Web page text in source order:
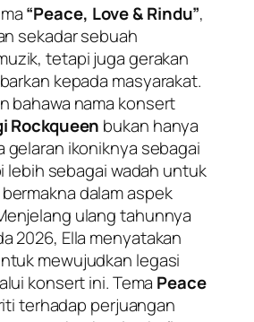
“Peace, Love & Rindu”,
sekadar sebuah
tetapi juga gerakan
kepada masyarakat.
bahawa nama konsert
Rockqueen bukan hanya
gelaran ikoniknya sebagai
lebih sebagai wadah untuk
dalam aspek
ulang tahunnya
2026, Ella menyatakan
mewujudkan legasi
konsert ini. Tema Peace
terhadap perjuangan